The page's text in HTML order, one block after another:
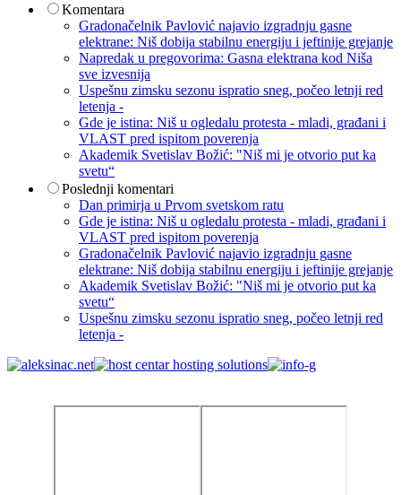
Komentara
Gradonačelnik Pavlović najavio izgradnju gasne
elektrane: Niš dobija stabilnu energiju i jeftinije grejanje
Napredak u pregovorima: Gasna elektrana kod Niša
sve izvesnija
Uspešnu zimsku sezonu ispratio sneg, počeo letnji red
letenja -
Gde je istina: Niš u ogledalu protesta - mladi, građani i
VLAST pred ispitom poverenja
Akademik Svetislav Božić: "Niš mi je otvorio put ka
svetu“
Poslednji komentari
Dan primirja u Prvom svetskom ratu
Gde je istina: Niš u ogledalu protesta - mladi, građani i
VLAST pred ispitom poverenja
Gradonačelnik Pavlović najavio izgradnju gasne
elektrane: Niš dobija stabilnu energiju i jeftinije grejanje
Akademik Svetislav Božić: "Niš mi je otvorio put ka
svetu“
Uspešnu zimsku sezonu ispratio sneg, počeo letnji red
letenja -